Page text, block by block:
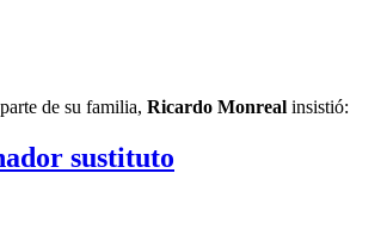
de su familia, Ricardo Monreal insistió:
sustituto